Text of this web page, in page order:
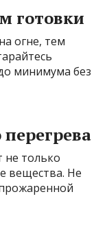
готовки
огне, тем
минимума без
только
вещества. Не